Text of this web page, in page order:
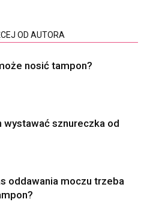
OD AUTORA
nosić tampon?
wystawać sznureczka od
oddawania moczu trzeba